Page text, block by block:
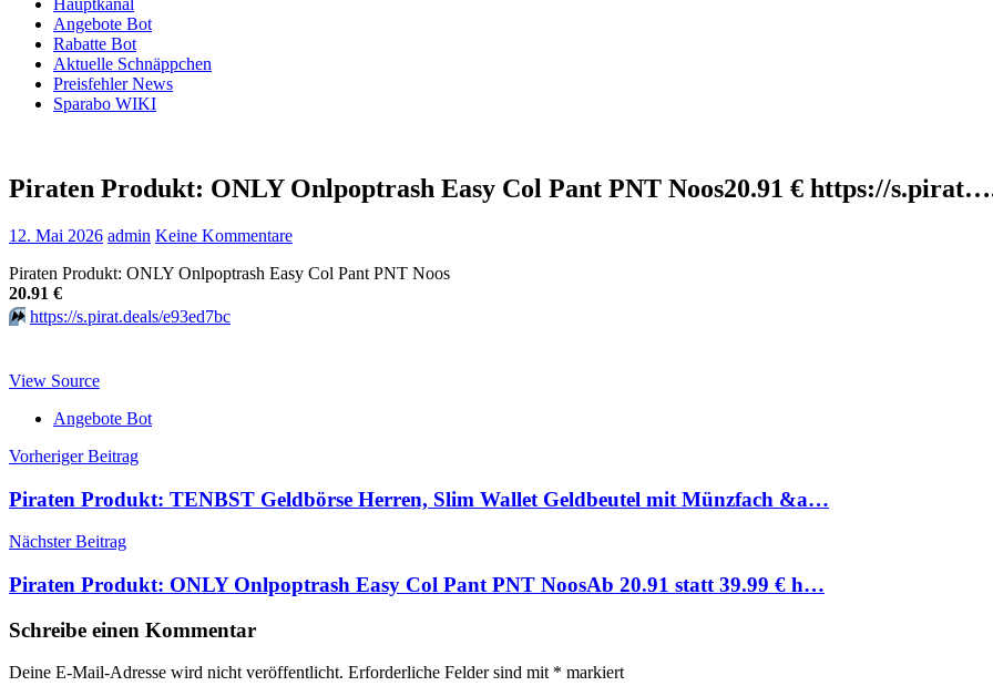
Hauptkanal
Angebote Bot
Rabatte Bot
Aktuelle Schnäppchen
Preisfehler News
Sparabo WIKI
Piraten Produkt: ONLY Onlpoptrash Easy Col Pant PNT Noos20.91 € https://
12. Mai 2026 admin Keine Kommentare
Piraten Produkt: ONLY Onlpoptrash Easy Col Pant PNT Noos
20.91 €
⏩️ https://s.pirat.deals/e93ed7bc
View Source
Angebote Bot
Beitragsnavigation
Vorheriger Beitrag
Piraten Produkt: TENBST Geldbörse Herren, Slim Wallet Geldbeutel mit Münzfach &a…
Nächster Beitrag
Piraten Produkt: ONLY Onlpoptrash Easy Col Pant PNT NoosАb 20.91 statt 39.99 € h…
Schreibe einen Kommentar
Deine E-Mail-Adresse wird nicht veröffentlicht. Erforderliche Felder sind mit * markiert